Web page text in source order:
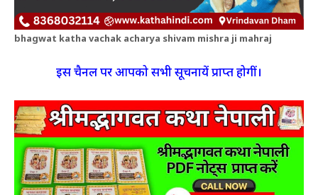
bhagwat katha vachak acharya shivam mishra ji mahraj
इस चैनल पर आपको सभी सूचनायें प्राप्त होगीं।